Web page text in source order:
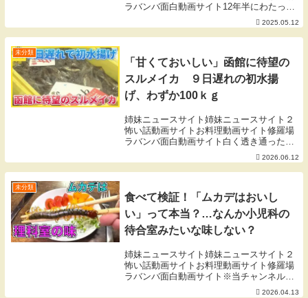
着…韓国人が大荒れ
ラバンバ面白動画サイト12年半にわたって
韓国で保管されていた対馬・観音寺の仏像
が、日本に戻ることになりました。韓国国
内では「倭寇に略奪されたものをなぜ返す
2025.05.12
未分類
「甘くておいしい」函館に待望の
スルメイカ ９日遅れの初水揚
げ、わずか100ｋｇ
姉妹ニュースサイト姉妹ニュースサイト２
怖い話動画サイトお料理動画サイト修羅場
ラバンバ面白動画サイト白く透き通ったと
れたてのスルメイカ。９日遅れの待ちに待
った初水揚げです。（滋賀県から）「甘く
ておいしいです」イカ刺し定食を出すコー
2026.06.12
未分類
食べて検証！「ムカデはおいし
い」って本当？…なんか小児科の
待合室みたいな味しない？
姉妹ニュースサイト姉妹ニュースサイト２
怖い話動画サイトお料理動画サイト修羅場
ラバンバ面白動画サイト※当チャンネルス
ポンサー・加古川ともながクリニックはこ
2026.04.13